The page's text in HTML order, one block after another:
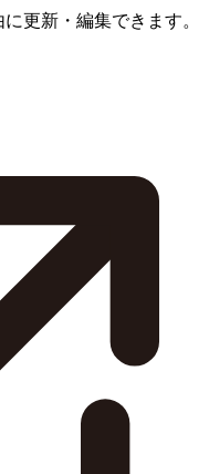
更新・編集できます。